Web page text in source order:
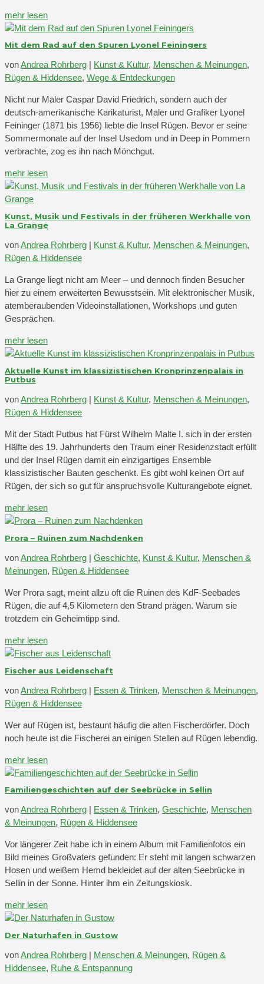
mehr lesen
Mit dem Rad auf den Spuren Lyonel Feiningers
vonAndrea Rohrberg | Kunst & Kultur, Menschen & Meinungen,
Rügen & Hiddensee, Wege & Entdeckungen
Nicht nur Maler Caspar David Friedrich, sondern auch der
deutsch-amerikanische Karikaturist, Maler und Grafiker Lyonel
Feininger (1871 bis 1956) liebte die Insel Rügen. Bevor er seine
Sommermonate auf der Insel Usedom und in Deep in Pommern
verbrachte, zog es ihn nach Mönchgut.
mehr lesen
Kunst, Musik und Festivals in der früheren Werkhalle von
La Grange
vonAndrea Rohrberg | Kunst & Kultur, Menschen & Meinungen,
Rügen & Hiddensee
La Grange liegt nicht am Meer – und dennoch finden Besucher
hier zu einem erweiterten Bewusstsein. Mit elektronischer Musik,
atemberaubenden Videoinstallationen, Workshops und guten
Gesprächen.
mehr lesen
Aktuelle Kunst im klassizistischen Kronprinzenpalais in
Putbus
vonAndrea Rohrberg | Kunst & Kultur, Menschen & Meinungen,
Rügen & Hiddensee
Mit der Stadt Putbus hat Fürst Wilhelm Malte I. sich in der ersten
Hälfte des 19. Jahrhunderts den Traum einer Residenzstadt erfüllt
und der Insel Rügen damit ein einzigartiges Ensemble
klassizistischer Bauten geschenkt. Es gibt wohl keinen Ort auf
Rügen, der sich so gut für anspruchsvolle Kulturangebote eignet.
mehr lesen
Prora – Ruinen zum Nachdenken
vonAndrea Rohrberg | Geschichte, Kunst & Kultur, Menschen &
Meinungen, Rügen & Hiddensee
Wer Prora sagt, meint allzu oft die Ruinen des KdF-Seebades
Rügen, die auf 4,5 Kilometern den Strand prägen. Warum sie
trotzdem ein Geheimtipp sind.
mehr lesen
Fischer aus Leidenschaft
vonAndrea Rohrberg | Essen & Trinken, Menschen & Meinungen,
Rügen & Hiddensee
Wer auf Rügen ist, bestaunt häufig die alten Fischerdörfer. Doch
noch heute ist die Fischerei an einigen Stellen auf Rügen lebendig.
mehr lesen
Familiengeschichten auf der Seebrücke in Sellin
vonAndrea Rohrberg | Essen & Trinken, Geschichte, Menschen
& Meinungen, Rügen & Hiddensee
Vor längerer Zeit habe ich in einem Album mit Familienfotos ein
Bild meines Großvaters gefunden: Er steht mit langen schwarzen
Hosen und weißem Hemd bekleidet auf der alten Seebrücke in
Sellin in der Sonne. Hinter ihm ein Zeitungskiosk.
mehr lesen
Der Naturhafen in Gustow
vonAndrea Rohrberg | Menschen & Meinungen, Rügen &
Hiddensee, Ruhe & Entspannung